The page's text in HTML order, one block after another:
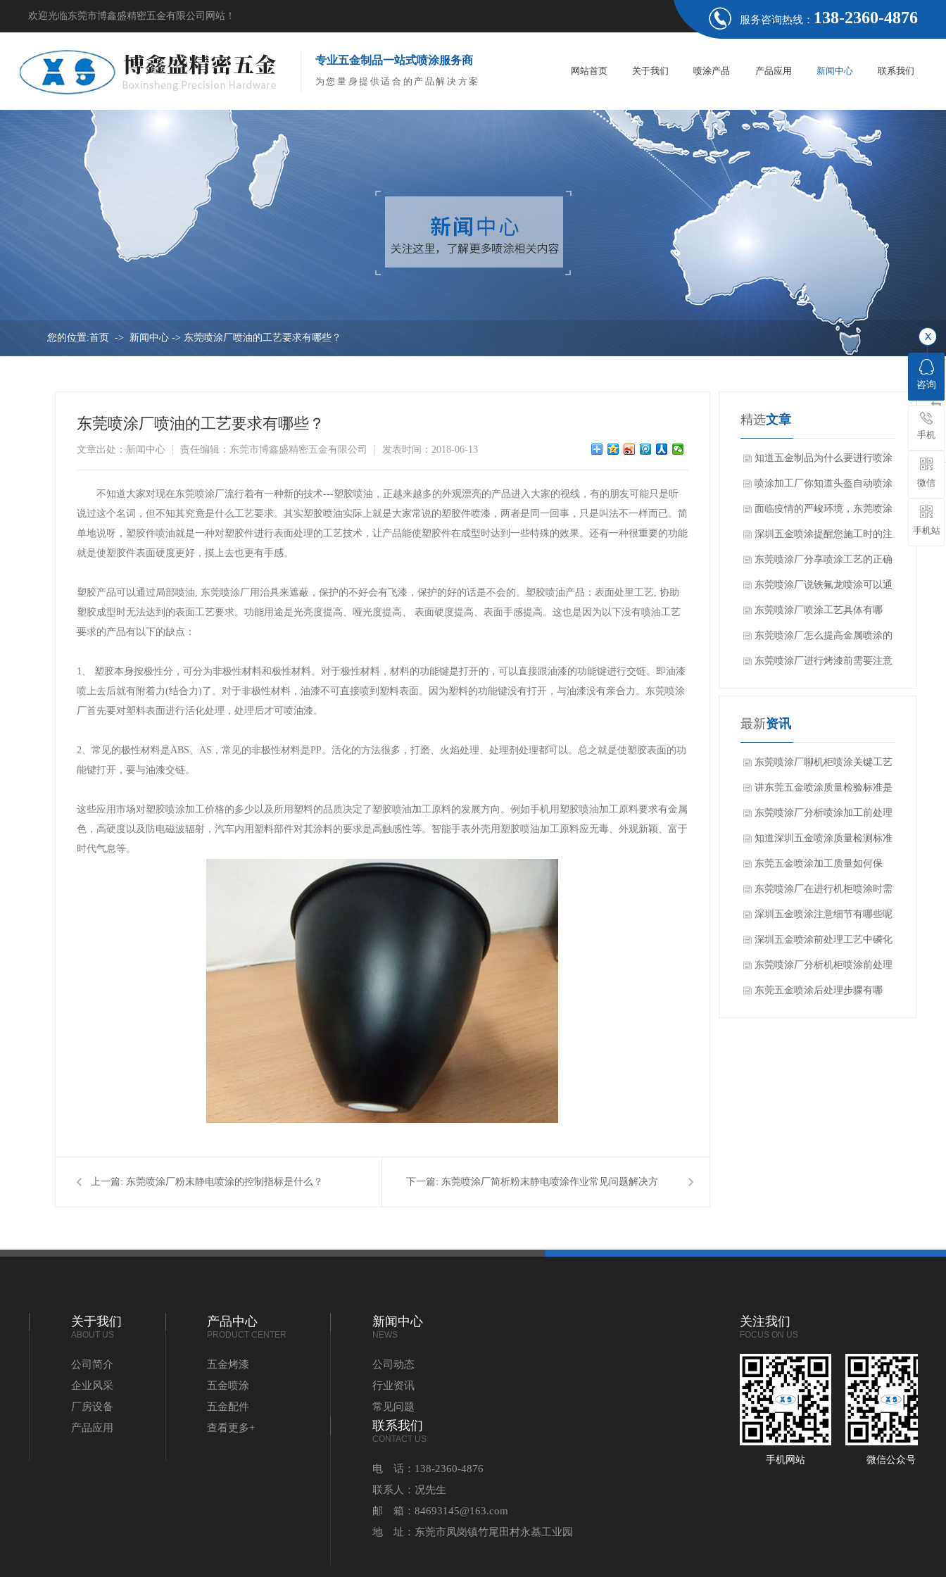
欢迎光临东莞市博鑫盛精密五金有限公司网站！ 服务咨询热线： 138-2360-4876
专业五金制品一站式喷涂服务商
为您量身提供适合的产品解决方案
网站首页 关于我们 喷涂产品 产品应用 新闻中心 联系我们
您的位置:首页 -> 新闻中心 -> 东莞喷涂厂喷油的工艺要求有哪些？
东莞喷涂厂喷油的工艺要求有哪些？
文章出处：新闻中心 责任编辑：东莞市博鑫盛精密五金有限公司 发表时间：2018-06-13
不知道大家对现在东莞喷涂厂流行着有一种新的技术---塑胶喷油，正越来越多的外观漂亮的产品进入大家的视线，有的朋友可能只是听
说过这个名词，但不知其究竟是什么工艺要求。其实塑胶喷油实际上就是大家常说的塑胶件喷漆，两者是同一回事，只是叫法不一样而已。简
单地说呀，塑胶件喷油就是一种对塑胶件进行表面处理的工艺技术，让产品能使塑胶件在成型时达到一些特殊的效果。还有一种很重要的功能
就是使塑胶件表面硬度更好，摸上去也更有手感。
塑胶产品可以通过局部喷油, 东莞喷涂厂用治具来遮蔽，保护的不好会有飞漆，保护的好的话是不会的。塑胶喷油产品：表面处里工艺, 协助
塑胶成型时无法达到的表面工艺要求。功能用途是光亮度提高、哑光度提高、 表面硬度提高、表面手感提高。这也是因为以下没有喷油工艺
要求的产品有以下的缺点：
1、 塑胶本身按极性分，可分为非极性材料和极性材料。对于极性材料，材料的功能键是打开的，可以直接跟油漆的功能键进行交链。即油漆
喷上去后就有附着力(结合力)了。对于非极性材料，油漆不可直接喷到塑料表面。因为塑料的功能键没有打开，与油漆没有亲合力。东莞喷涂
厂首先要对塑料表面进行活化处理，处理后才可喷油漆。
2、常见的极性材料是ABS、AS，常见的非极性材料是PP。活化的方法很多，打磨、火焰处理、处理剂处理都可以。总之就是使塑胶表面的功
能键打开，要与油漆交链。
这些应用市场对塑胶喷涂加工价格的多少以及所用塑料的品质决定了塑胶喷油加工原料的发展方向。例如手机用塑胶喷油加工原料要求有金属
色，高硬度以及防电磁波辐射，汽车内用塑料部件对其涂料的要求是高触感性等。智能手表外壳用塑胶喷油加工原料应无毒、外观新颖、富于
时代气息等。
上一篇: 东莞喷涂厂粉末静电喷涂的控制指标是什么？ 下一篇: 东莞喷涂厂简析粉末静电喷涂作业常见问题解决方
精选文章
知道五金制品为什么要进行喷涂
加工吗？
喷涂加工厂你知道头盔自动喷涂
设备的特点吗？
面临疫情的严峻环境，东莞喷涂
厂家该如何顺利开展工作？
深圳五金喷涂提醒您施工时的注
意要点
东莞喷涂厂分享喷涂工艺的正确
操作和技巧
东莞喷涂厂说铁氟龙喷涂可以通
过几种方法测试储存变质问题
东莞喷涂厂喷涂工艺具体有哪
些？
东莞喷涂厂怎么提高金属喷涂的
效果？
东莞喷涂厂进行烤漆前需要注意
最新资讯
东莞喷涂厂聊机柜喷涂关键工艺
要求是什么？
讲东莞五金喷涂质量检验标准是
什么？
东莞喷涂厂分析喷涂加工前处理
方式有哪些？
知道深圳五金喷涂质量检测标准
有哪些吗？
东莞五金喷涂加工质量如何保
证？
东莞喷涂厂在进行机柜喷涂时需
要注意事项有哪些呢？
深圳五金喷涂注意细节有哪些呢
深圳五金喷涂前处理工艺中磷化
处理具体作用是什么？
东莞喷涂厂分析机柜喷涂前处理
具体要怎么做？
东莞五金喷涂后处理步骤有哪
关于我们
ABOUT US
公司简介
企业风采
厂房设备
产品应用
产品中心
PRODUCT CENTER
五金烤漆
五金喷涂
五金配件
查看更多+
新闻中心
NEWS
公司动态
行业资讯
常见问题
联系我们
CONTACT US
电 话：138-2360-4876
联系人：况先生
邮 箱：84693145@163.com
地 址：东莞市凤岗镇竹尾田村永基工业园
关注我们
FOCUS ON US
手机网站 微信公众号
咨询
手机
微信
手机站